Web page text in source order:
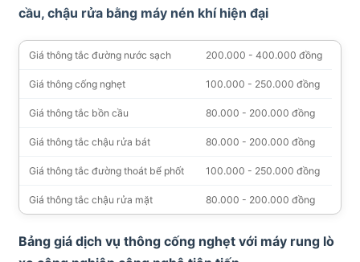
cầu, chậu rửa bằng máy nén khí hiện đại
Giá thông tắc đường nước sạch 200.000 - 400.000 đồng
Giá thông cống nghẹt 100.000 - 250.000 đồng
Giá thông tắc bồn cầu 80.000 - 200.000 đồng
Giá thông tắc chậu rửa bát 80.000 - 200.000 đồng
Giá thông tắc đường thoát bể phốt 100.000 - 250.000 đồng
Giá thông tắc chậu rửa mặt 80.000 - 200.000 đồng
Bảng giá dịch vụ thông cống nghẹt với máy rung lò